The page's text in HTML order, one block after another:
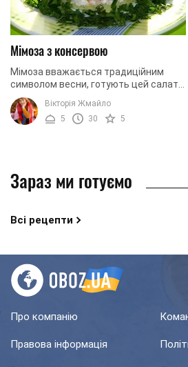
Мімоза з консервою
Мімоза вважається традиційним
символом весни, готують цей салат
найчастіше на 8 березня. Ви можете
радувати цим простим і смачним
блюдом рідних цілий ...
Вікторія Жмайло
5
30 5
Зараз ми готуємо
Всі рецепти
Про компанію
Правова інформація